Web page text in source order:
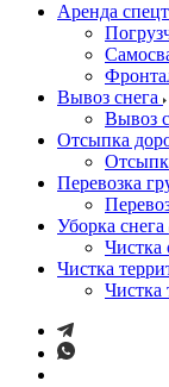
Аренда
Вывоз снега
Вывоз
Отсыпка
Перевозка
Уборка снега
Чистка
Чистка
Чистка